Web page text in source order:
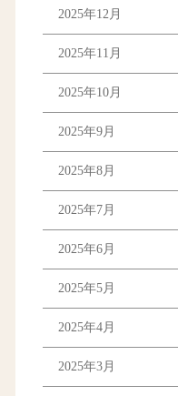
2025年12月
2025年11月
2025年10月
2025年9月
2025年8月
2025年7月
2025年6月
2025年5月
2025年4月
2025年3月